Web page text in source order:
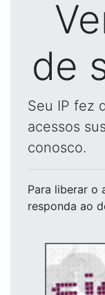
de
Seu IP fez
acessos
conosco.
Para liberar o
responda ao